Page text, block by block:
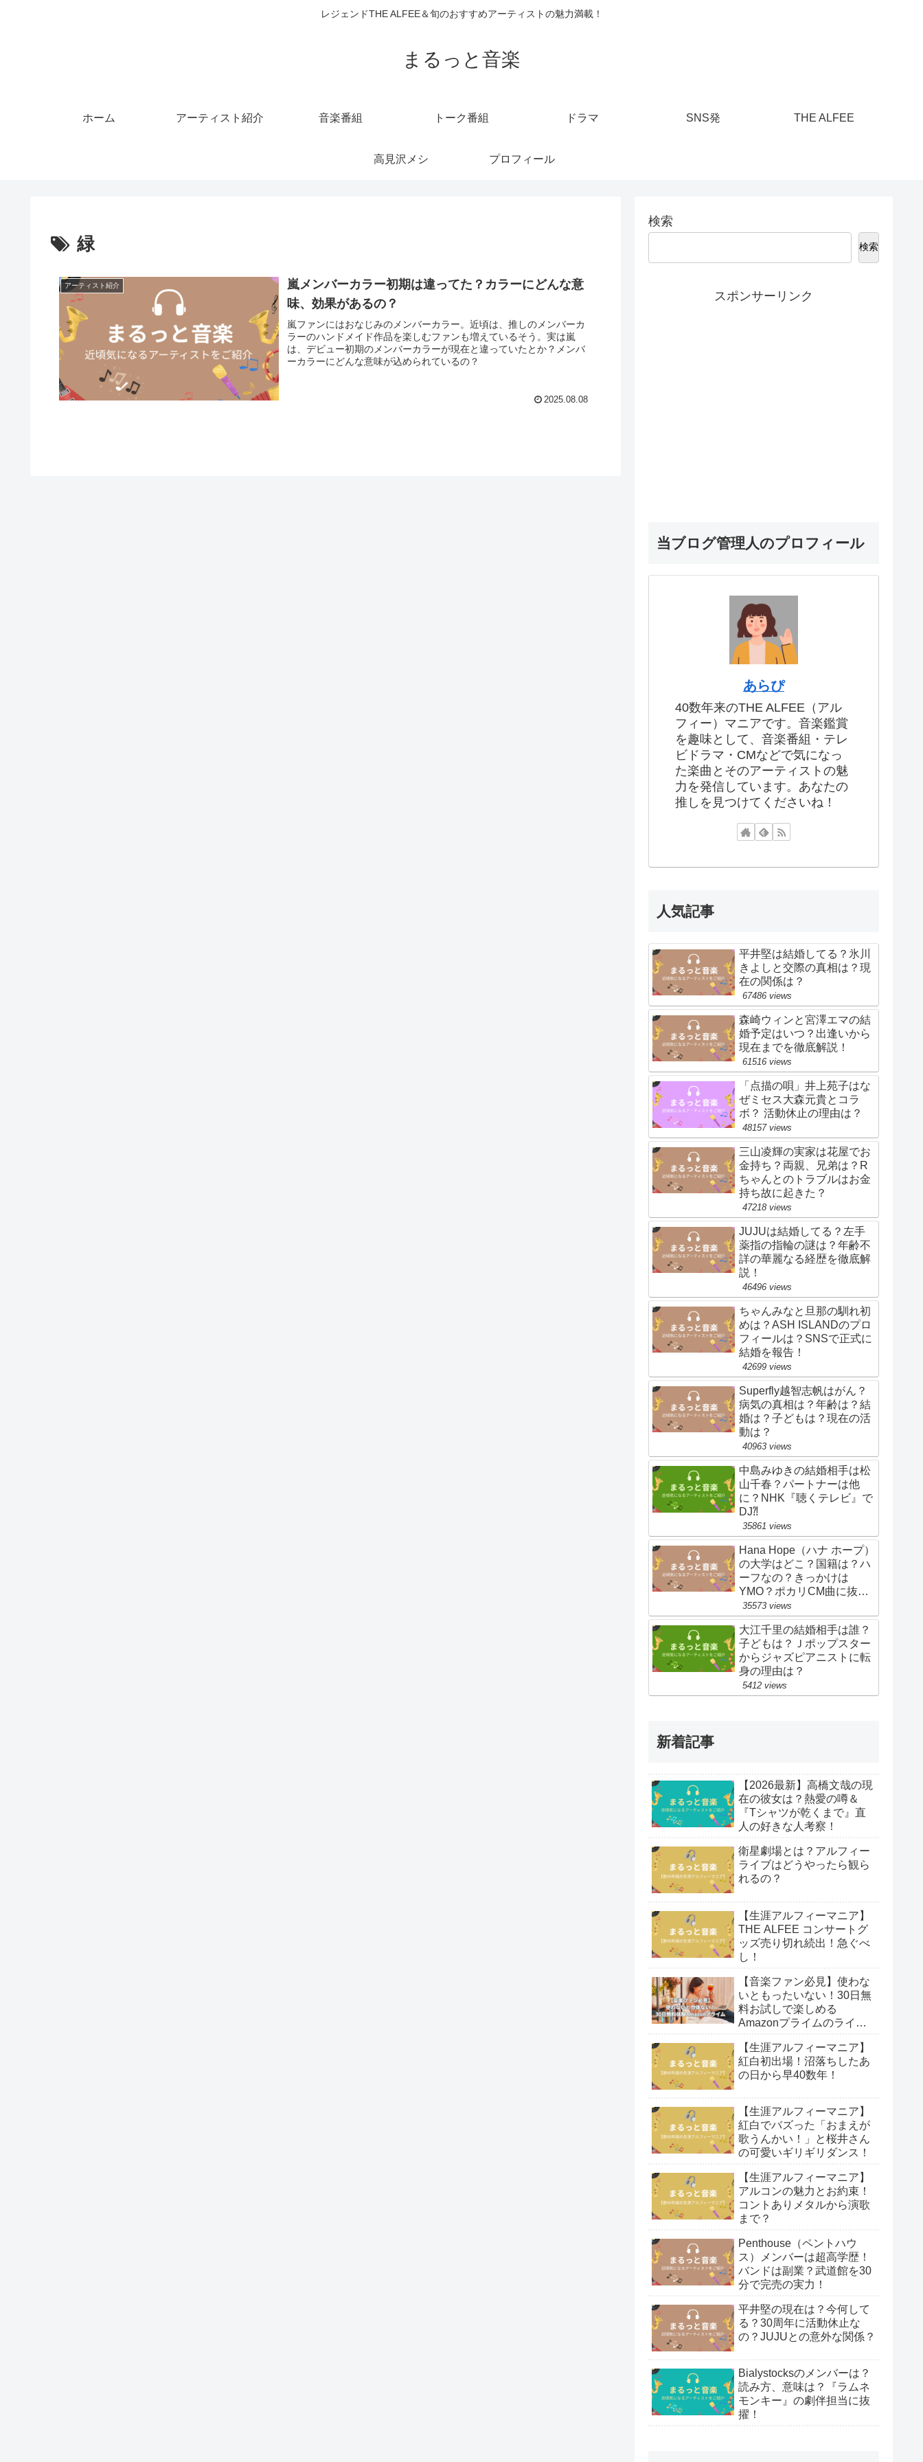
レジェンドTHE ALFEE＆旬のおすすめアーティストの魅力満載！
まるっと音楽
ホーム アーティスト紹介 音楽番組 トーク番組 ドラマ SNS発 THE ALFEE
高見沢メシ プロフィール
緑
アーティスト紹介
嵐メンバーカラー初期は違ってた？カラーにどんな意
味、効果があるの？
嵐ファンにはおなじみのメンバーカラー。近頃は、推しのメンバーカ
ラーのハンドメイド作品を楽しむファンも増えているそう。実は嵐
は、デビュー初期のメンバーカラーが現在と違っていたとか？メンバ
ーカラーにどんな意味が込められているの？
2025.08.08
検索
検索
スポンサーリンク
当ブログ管理人のプロフィール
あらぴ
40数年来のTHE ALFEE（アル
フィー）マニアです。音楽鑑賞
を趣味として、音楽番組・テレ
ビドラマ・CMなどで気になっ
た楽曲とそのアーティストの魅
力を発信しています。あなたの
推しを見つけてくださいね！
人気記事
平井堅は結婚してる？氷川
きよしと交際の真相は？現
在の関係は？
67486 views
森崎ウィンと宮澤エマの結
婚予定はいつ？出逢いから
現在までを徹底解説！
61516 views
「点描の唄」井上苑子はな
ぜミセス大森元貴とコラ
ボ？ 活動休止の理由は？
48157 views
三山凌輝の実家は花屋でお
金持ち？両親、兄弟は？R
ちゃんとのトラブルはお金
持ち故に起きた？
47218 views
JUJUは結婚してる？左手
薬指の指輪の謎は？年齢不
詳の華麗なる経歴を徹底解
説！
46496 views
ちゃんみなと旦那の馴れ初
めは？ASH ISLANDのプロ
フィールは？SNSで正式に
結婚を報告！
42699 views
Superfly越智志帆はがん？
病気の真相は？年齢は？結
婚は？子どもは？現在の活
動は？
40963 views
中島みゆきの結婚相手は松
山千春？パートナーは他
に？NHK『聴くテレビ』で
DJ⁈
35861 views
Hana Hope（ハナ ホープ）
の大学はどこ？国籍は？ハ
ーフなの？きっかけは
YMO？ポカリCM曲に抜
擢！
35573 views
大江千里の結婚相手は誰？
子どもは？Ｊポップスター
からジャズピアニストに転
身の理由は？
5412 views
新着記事
【2026最新】高橋文哉の現
在の彼女は？熱愛の噂＆
『Tシャツが乾くまで』直
人の好きな人考察！
衛星劇場とは？アルフィー
ライブはどうやったら観ら
れるの？
【生涯アルフィーマニア】
THE ALFEE コンサートグ
ッズ売り切れ続出！急ぐべ
し！
【音楽ファン必見】使わな
いともったいない！30日無
料お試しで楽しめる
Amazonプライムのライブ
【生涯アルフィーマニア】
紅白初出場！沼落ちしたあ
の日から早40数年！
【生涯アルフィーマニア】
紅白でバズった「おまえが
歌うんかい！」と桜井さん
の可愛いギリギリダンス！
【生涯アルフィーマニア】
アルコンの魅力とお約束！
コントありメタルから演歌
まで？
Penthouse（ペントハウ
ス）メンバーは超高学歴！
バンドは副業？武道館を30
分で完売の実力！
平井堅の現在は？今何して
る？30周年に活動休止な
の？JUJUとの意外な関係？
Bialystocksのメンバーは？
読み方、意味は？『ラムネ
モンキー』の劇伴担当に抜
擢！